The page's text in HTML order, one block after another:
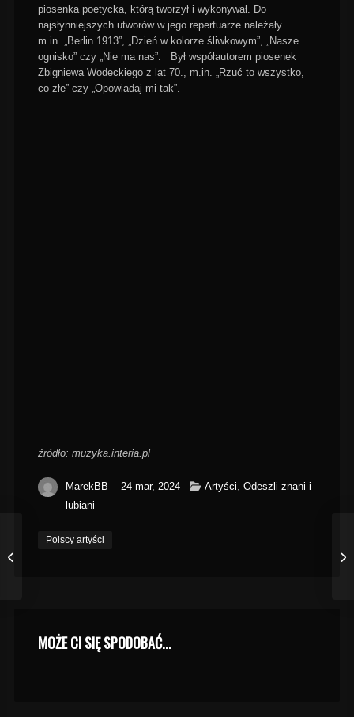
piosenka poetycka, którą tworzył i wykonywał. Do
najsłynniejszych utworów w jego repertuarze należały
m.in. „Berlin 1913”, „Dzień w kolorze śliwkowym”, „Nasze
ognisko” czy „Nie ma nas”. Był współautorem piosenek
Zbigniewa Wodeckiego z lat 70., m.in. „Rzuć to wszystko,
co złe” czy „Opowiadaj mi tak”.
źródło: muzyka.interia.pl
MarekBB 24 mar, 2024 Artyści, Odeszli znani i
lubiani
Polscy artyści
MOŻE CI SIĘ SPODOBAĆ...